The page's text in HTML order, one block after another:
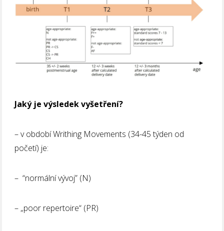
Jaký je výsledek vyšetření?
– v období Writhing Movements (34-45 týden od
početí) je:
– “normální vývoj” (N)
– „poor repertoire“ (PR)